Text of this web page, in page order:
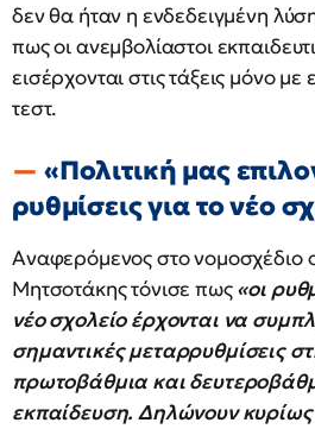
δεν θα ήταν η ενδεδειγμένη
πως οι ανεμβολίαστοι
εισέρχονται στις τάξεις μόνο
τεστ.
«Πολιτική μας
ρυθμίσεις για το νέο
Aναφερόμενος στο νομοσχέδιο
Μητσοτάκης τόνισε πως«οι
νέο σχολείο έρχονται να
σημαντικές μεταρρυθμίσεις
πρωτοβάθμια και
εκπαίδευση. Δηλώνουν κυρίως